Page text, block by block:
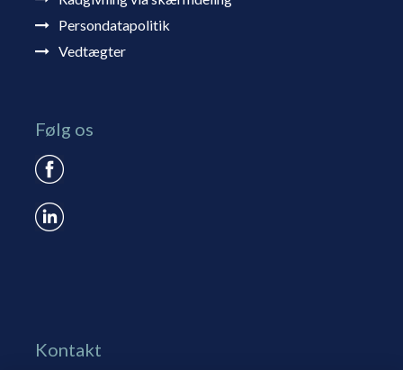
Persondatapolitik
Vedtægter
Følg os
Kontakt